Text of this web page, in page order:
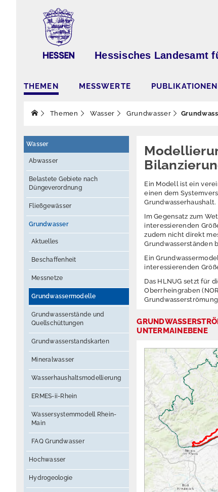
Hessisches Landesamt
THEMEN MESSWERTE PUBLIKATIONEN
Themen Wasser Grundwasser
Wasser
Abwasser
Belastete Gebiete nach
Düngeverordnung
Fließgewässer
Grundwasser
Aktuelles
Beschaffenheit
Messnetze
Grundwassermodelle
Grundwasserstände und
Quellschüttungen
Grundwasserstandskarten
Mineralwasser
Wasserhaushaltsmodellierung
ERMES-ii-Rhein
Wassersystemmodell Rhein-
Main
FAQ Grundwasser
Hochwasser
Hydrogeologie
Ein Modell ist ein
einen dem
Grundwasserhaushalt.
Im Gegensatz zum
interessierenden
zudem nicht direkt
Grundwasserständen
Ein
interessierenden
Das HLNUG setzt für
Oberrheingraben
UNTERMAINEBENE